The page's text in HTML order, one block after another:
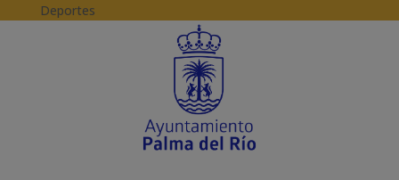
Skip to content
Deportes